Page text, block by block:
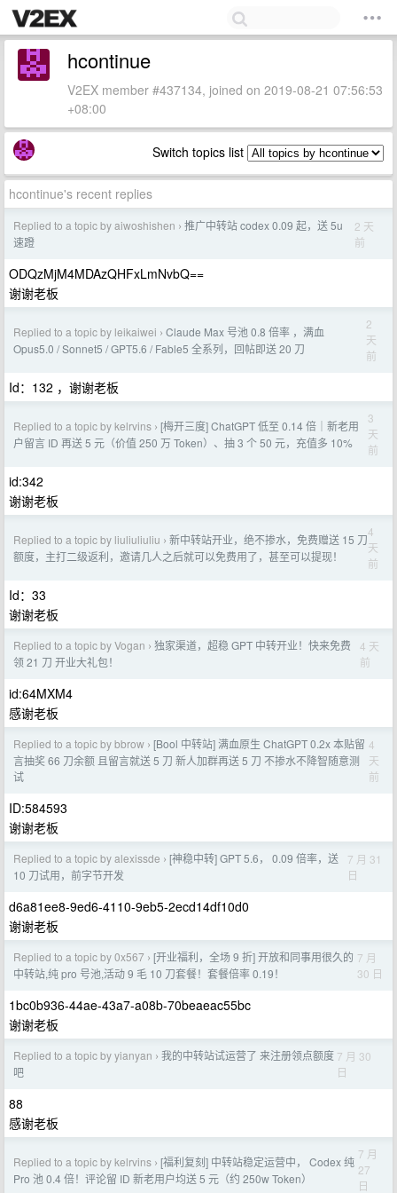
hcontinue
V2EX member #437134, joined on 2019-08-21 07:56:53
+08:00
Switch topics list
hcontinue's recent replies
Replied to a topic by aiwoshishen › 推广中转站 codex 0.09 起，送 5u
速蹬
2 天
前
ODQzMjM4MDAzQHFxLmNvbQ==
谢谢老板
Replied to a topic by leikaiwei › Claude Max 号池 0.8 倍率 ，满血
Opus5.0 / Sonnet5 / GPT5.6 / Fable5 全系列，回帖即送 20 刀
2
天
前
Id：132 ，谢谢老板
Replied to a topic by kelrvins › [梅开三度] ChatGPT 低至 0.14 倍｜新老用
户留言 ID 再送 5 元（价值 250 万 Token）、抽 3 个 50 元，充值多 10%
3
天
前
id:342
谢谢老板
Replied to a topic by liuliuliuliu › 新中转站开业，绝不掺水，免费赠送 15 刀
额度，主打二级返利，邀请几人之后就可以免费用了，甚至可以提现！
4
天
前
Id：33
谢谢老板
Replied to a topic by Vogan › 独家渠道，超稳 GPT 中转开业！快来免费
领 21 刀 开业大礼包！
4 天
前
id:64MXM4
感谢老板
Replied to a topic by bbrow › [Bool 中转站] 满血原生 ChatGPT 0.2x 本贴留
言抽奖 66 刀余额 且留言就送 5 刀 新人加群再送 5 刀 不掺水不降智随意测
试
4
天
前
ID:584593
谢谢老板
Replied to a topic by alexissde › [神稳中转] GPT 5.6， 0.09 倍率，送
10 刀试用，前字节开发
7 月 31
日
d6a81ee8-9ed6-4110-9eb5-2ecd14df10d0
谢谢老板
Replied to a topic by 0x567 › [开业福利，全场 9 折] 开放和同事用很久的
中转站,纯 pro 号池,活动 9 毛 10 刀套餐！套餐倍率 0.19！
7 月
30 日
1bc0b936-44ae-43a7-a08b-70beaeac55bc
谢谢老板
Replied to a topic by yianyan › 我的中转站试运营了 来注册领点额度
吧
7 月 30
日
88
感谢老板
Replied to a topic by kelrvins › [福利复刻] 中转站稳定运营中， Codex 纯
Pro 池 0.4 倍！评论留 ID 新老用户均送 5 元（约 250w Token）
7 月
27
日